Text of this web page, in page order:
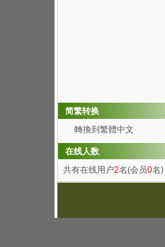
简繁转换
轉換到繁體中文
在线人数
共有在线用户2名(会员0名)